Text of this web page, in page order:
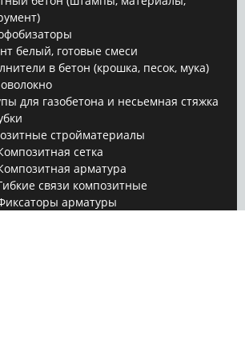
белый, готовые смеси
в бетон (крошка, песок, мука)
для газобетона и несьемная стяжка
стройматериалы
сетка
арматура
связи композитные
арматуры